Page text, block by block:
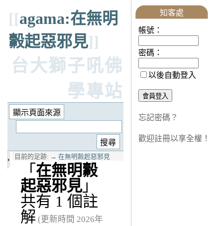
[[agama:在無明
㲉起惡邪見]]
台大獅子吼佛
學專站
目前的足跡: → 在無明㲉起惡邪見
「 在無明㲉
起惡邪見」
共有 1 個註
解 (更新時間 2026年
知客處
帳號：
密碼：
以後自動登入
忘記密碼？
歡迎註冊以享全權！